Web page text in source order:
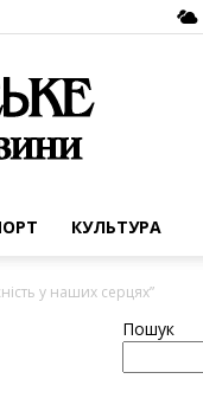
КУЛЬТУРА
у наших серцях”
Пошук